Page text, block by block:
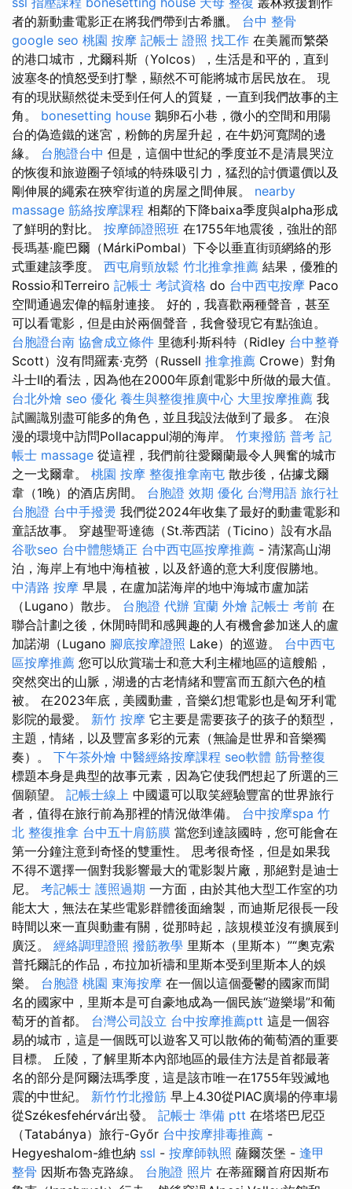
者的新動畫電影正在將我們帶到古希臘。 台中 整骨
google seo 桃園 按摩 記帳士 證照 找工作 在美麗而繁榮
的港口城市，尤爾科斯（Yolcos），生活是和平的，直到
波塞冬的憤怒受到打擊，顯然不可能將城市居民放在。 現
有的現狀顯然從未受到任何人的質疑，一直到我們故事的主
角。 bonesetting house 鵝卵石小巷，微小的空間和用陽
台的偽造鐵的迷宮，粉飾的房屋升起，在牛奶河寬闊的邊
緣。 台胞證台中 但是，這個中世紀的季度並不是清晨哭泣
的恢復和旅遊圈子領域的特殊吸引力，猛烈的討價還價以及
剛伸展的繩索在狹窄街道的房屋之間伸展。 nearby
massage 筋絡按摩課程 相鄰的下降baixa季度與alpha形成
了鮮明的對比。 按摩師證照班 在1755年地震後，強壯的部
長瑪基·龐巴爾（MárkiPombal）下令以垂直街頭網絡的形
式重建該季度。 西屯肩頸放鬆 竹北推拿推薦 結果，優雅的
Rossio和Terreiro 記帳士 考試資格 do 台中西屯按摩 Paco
空間通過宏偉的輻射連接。 好的，我喜歡兩種聲音，甚至
可以看電影，但是由於兩個聲音，我會發現它有點強迫。
台胞證台南 協會成立條件 里德利·斯科特（Ridley 台中整脊
Scott）沒有問羅素·克勞（Russell 推拿推薦 Crowe）對角
斗士II的看法，因為他在2000年原創電影中所做的最大值。
台北外燴 seo 優化 養生與整復推廣中心 大里按摩推薦 我
試圖識別盡可能多的角色，並且我設法做到了最多。 在浪
漫的環境中訪問Pollacappul湖的海岸。 竹東撥筋 普考 記
帳士 massage 從這裡，我們前往愛爾蘭最令人興奮的城市
之一戈爾韋。 桃園 按摩 整復推拿南屯 散步後，佔據戈爾
韋（1晚）的酒店房間。 台胞證 效期 優化 台灣用語 旅行社
台胞證 台中手撥燙 我們從2024年收集了最好的動畫電影和
童話故事。 穿越聖哥達德（St.蒂西諾（Ticino）設有水晶
谷歌seo 台中體態矯正 台中西屯區按摩推薦 - 清潔高山湖
泊，海岸上有地中海植被，以及舒適的意大利度假勝地。
中清路 按摩 早晨，在盧加諾海岸的地中海城市盧加諾
（Lugano）散步。 台胞證 代辦 宜蘭 外燴 記帳士 考前 在
聯合計劃之後，休閒時間和感興趣的人有機會參加迷人的盧
加諾湖（Lugano 腳底按摩證照 Lake）的巡遊。 台中西屯
區按摩推薦 您可以欣賞瑞士和意大利主權地區的這艘船，
突然突出的山脈，湖邊的古老情緒和豐富而五顏六色的植
被。 在2023年底，美國動畫，音樂幻想電影也是匈牙利電
影院的最愛。 新竹 按摩 它主要是需要孩子的孩子的類型，
主題，情緒，以及豐富多彩的元素（無論是世界和音樂獨
奏）。 下午茶外燴 中醫經絡按摩課程 seo軟體 筋骨整復
標題本身是典型的故事元素，因為它使我們想起了所選的三
個願望。 記帳士線上 中國還可以取笑經驗豐富的世界旅行
者，值得在旅行前為那裡的情況做準備。 台中按摩spa 竹
北 整復推拿 台中五十肩筋膜 當您到達該國時，您可能會在
第一分鐘注意到奇怪的雙重性。 思考很奇怪，但是如果我
不得不選擇一個對我影響最大的電影製片廠，那絕對是迪士
尼。 考記帳士 護照過期 一方面，由於其他大型工作室的功
能太大，無法在某些電影群體後面繪製，而迪斯尼很長一段
時間以來一直與動畫有關，從那時起，該規模並沒有擴展到
廣泛。 經絡調理證照 撥筋教學 里斯本（里斯本）”“奧克索
普托爾託的作品，布拉加祈禱和里斯本受到里斯本人的娛
樂。 台胞證 桃園 東海按摩 在一個以這個憂鬱的國家而聞
名的國家中，里斯本是可自豪地成為一個民族“遊樂場”和葡
萄牙的首都。 台灣公司設立 台中按摩推薦ptt 這是一個容
易的城市，這是一個既可以遊客又可以散佈的葡萄酒的重要
目標。 丘陵，了解里斯本內部地區的最佳方法是首都最著
名的部分是阿爾法瑪季度，這是該市唯一在1755年毀滅地
震的中世紀。 新竹竹北撥筋 早上4.30從PIAC廣場的停車場
從Székesfehérvár出發。 記帳士 準備 ptt 在塔塔巴尼亞
（Tatabánya）旅行-Győr 台中按摩排毒推薦 -
Hegyeshalom-維也納 ssl - 按摩師執照 薩爾茨堡 - 逢甲
整骨 因斯布魯克路線。 台胞證 照片 在蒂羅爾首府因斯布